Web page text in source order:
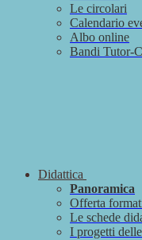
Le circolari
Calendario
Albo online
Bandi Tutor-
Didattica
Panoramica
Offerta
Le schede
I progetti